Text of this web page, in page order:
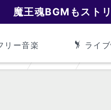
魔王魂BGMもスト
リー音楽 ライ